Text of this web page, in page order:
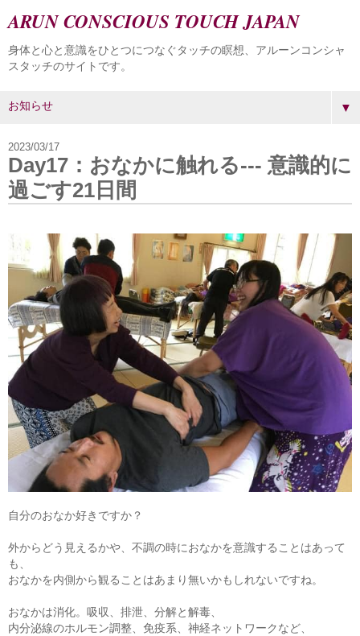
ARUN CONSCIOUS TOUCH JAPAN
身体と心と意識をひとつにつなぐタッチの瞑想、アルーンコンシャ
スタッチのサイトです。
▼
2023/03/17
Day17：おなかに触れる--- 意識的に
過ごす21日間
自分のおなか好きですか？
外からどう見えるかや、不調の時におなかを意識することはあって
も、
おなかを内側から観ることはあまり無いかもしれないですね。
おなかは消化。吸収、排泄、分解と解毒、
内分泌線のホルモン調整、免疫系、神経ネットワークなど、